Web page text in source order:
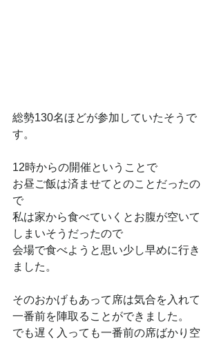
総勢130名ほどが参加していたそうで
す。
12時からの開催ということで
お昼ご飯は済ませてとのことだったの
で
私は家から食べていくとお腹が空いて
しまいそうだったので
会場で食べようと思い少し早めに行き
ました。
そのおかげもあって席は気合を入れて
一番前を陣取ることができました。
でも遅く入っても一番前の席ばかり空